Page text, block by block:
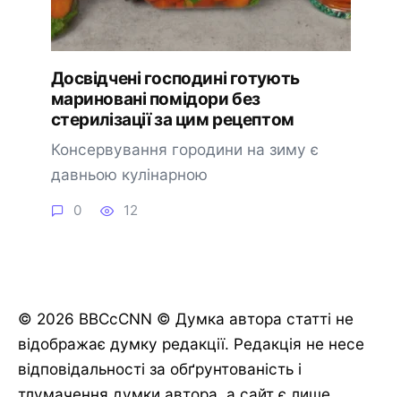
Досвідчені господині готують
мариновані помідори без
стерилізації за цим рецептом
Консервування городини на зиму є
давньою кулінарною
0 12
© 2026 BBCcCNN © Думка автора статті не
відображає думку редакції. Редакція не несе
відповідальності за обґрунтованість і